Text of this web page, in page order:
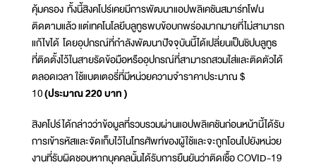
คุ้มครอง ทั้งนี้สิงคโปร์เคยมีการพัฒนาแอปพลิเคชันสมาร์ทโฟน
ติดตามแล้ว แต่เทคโนโลยีบลูทูธพบข้อบกพร่องมากมายที่ไม่สามารถ
แก้ไขได้ โดยอุปกรณ์ที่กำลังพัฒนาปัจจุบันนี้ได้เปลี่ยนเป็นชิปบลูทูธ
ที่ติดตั้งไว้ในสายรัดข้อมือหรืออุปกรณ์ที่สามารถสวมใส่และติดตัวได้
ตลอดเวลา ใช้แบตเตอรี่ที่มีหน่วยความจำราคาประมาณ $
10(ประมาณ 220 บาท )
สิงคโปร์ได้กล่าวว่าข้อมูลที่รวบรวมผ่านแอปพลิเคชันก่อนหน้านี้ได้รับ
การเข้ารหัสและจัดเก็บไว้ในโทรศัพท์ของผู้ใช้และจะถูกโอนไปยังหน่วย
งานที่รับผิดชอบหากบุคคลนั้นได้รับการยืนยันว่าติดเชื้อ COVID-19